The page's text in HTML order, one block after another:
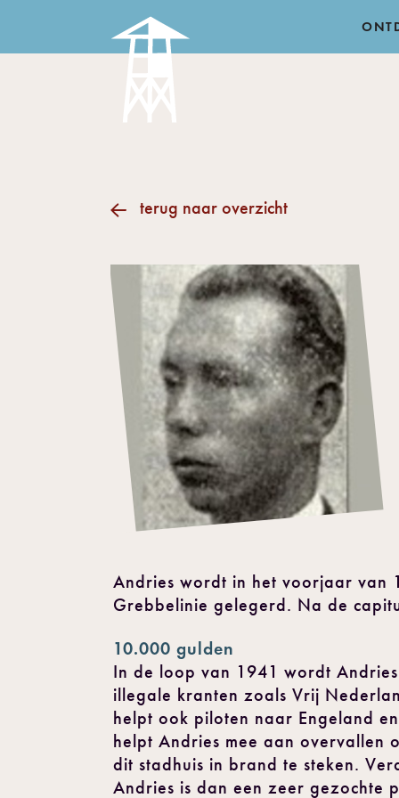
terug naar overzicht
Andries wordt in het voorjaar van
Grebbelinie gelegerd. Na de
10.000 gulden
In de loop van 1941 wordt
illegale kranten zoals Vrij
helpt ook piloten naar Engeland
helpt Andries mee aan overvallen
dit stadhuis in brand te steken.
Andries is dan een zeer gezochte